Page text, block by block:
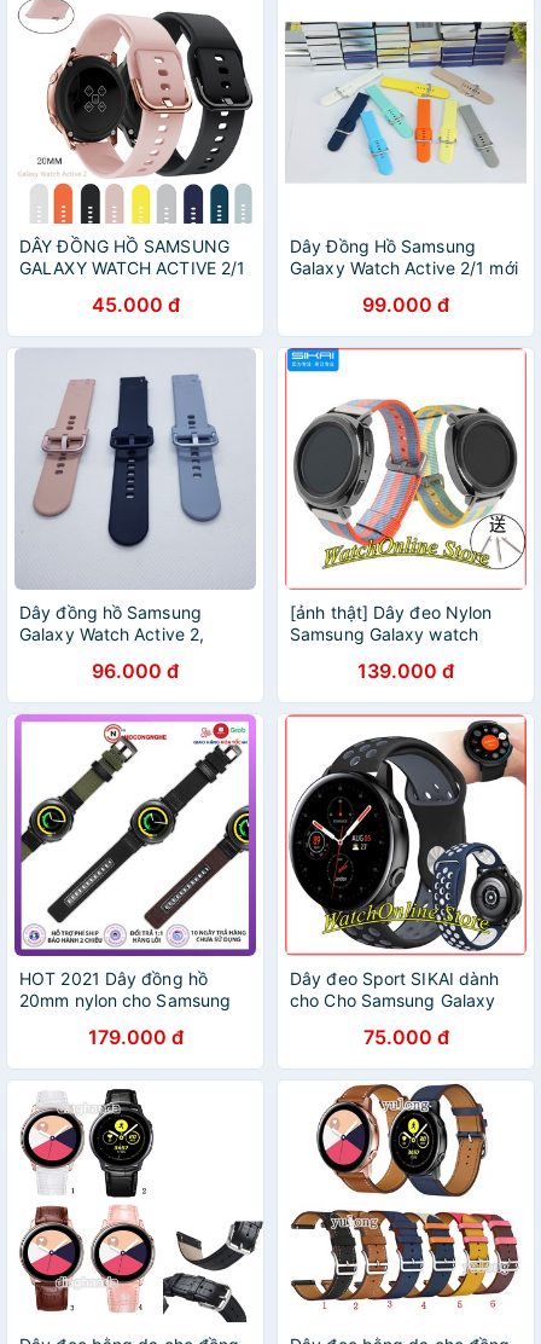
DÂY ĐỒNG HỒ SAMSUNG
GALAXY WATCH ACTIVE 2/1
45.000 đ
Dây Đồng Hồ Samsung
Galaxy Watch Active 2/1 mới
99.000 đ
Dây đồng hồ Samsung
Galaxy Watch Active 2,
96.000 đ
[ảnh thật] Dây đeo Nylon
Samsung Galaxy watch
139.000 đ
HOT 2021 Dây đồng hồ
20mm nylon cho Samsung
2 44mm 40mm/Galaxy
Watch 3 41mm/Galaxy
Watch
179.000 đ
Dây đeo Sport SIKAI dành
cho Cho Samsung Galaxy
/ Galaxy Watch Active ...
75.000 đ